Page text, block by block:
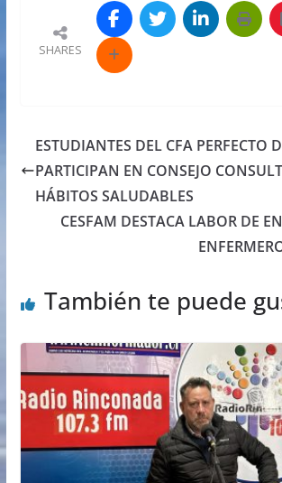
SHARES
ESTUDIANTES DEL CFA PERFECTO
PARTICIPAN EN CONSEJO
HÁBITOS SALUDABLES
CESFAM DESTACA LABOR DE
También te puede